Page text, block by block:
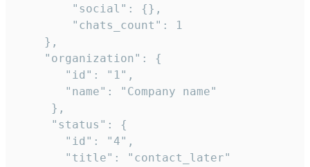
        "social": {},
        "chats_count": 1
    },
    "organization": {
       "id": "1",
       "name": "Company name"
     },
     "status": {
       "id": "4",
       "title": "contact_later"